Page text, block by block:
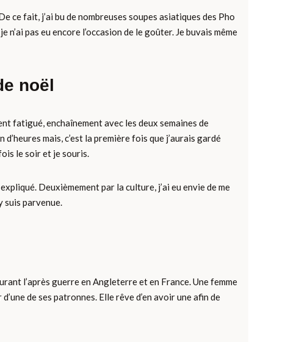
ce fait, j’ai bu de nombreuses soupes asiatiques des Pho
pas eu encore l’occasion de le goûter. Je buvais même
noël
fatigué, enchaînement avec les deux semaines de
mais, c’est la première fois que j’aurais gardé
le soir et je souris.
Deuxièmement par la culture, j’ai eu envie de me
suis parvenue.
l’après guerre en Angleterre et en France. Une femme
de ses patronnes. Elle rêve d’en avoir une afin de